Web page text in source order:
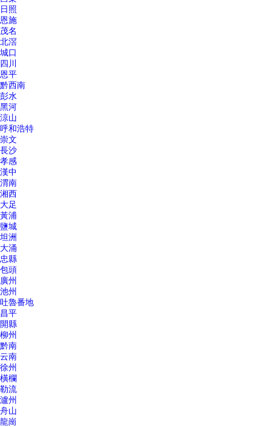
日照
恩施
茂名
北滘
城口
四川
恩平
黔西南
彭水
黑河
涼山
呼和浩特
崇文
長沙
孝感
漢中
渭南
湘西
大足
黃浦
鹽城
坦洲
大涌
忠縣
包頭
廣州
池州
吐魯番地
昌平
開縣
柳州
黔南
云南
徐州
橫欄
勒流
瀘州
舟山
龍崗